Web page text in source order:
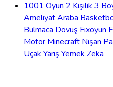
1001 Oyun 2 Kişilik 3
AmeliyatAraba
Bulmaca Dövüş Fixoyun
Motor Minecraft Nişan
Uçak Yarış Yemek Zeka